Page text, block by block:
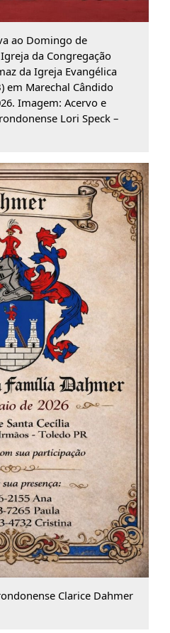
ao Domingo de
da Congregação
da Igreja Evangélica
em Marechal Cândido
Imagem: Acervo e
Lori Speck –
Clarice Dahmer